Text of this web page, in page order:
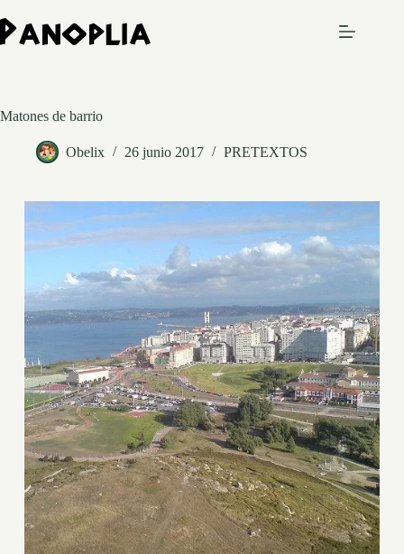
al
contenido
Matones de barrio
Obelix 26 junio 2017 PRETEXTOS